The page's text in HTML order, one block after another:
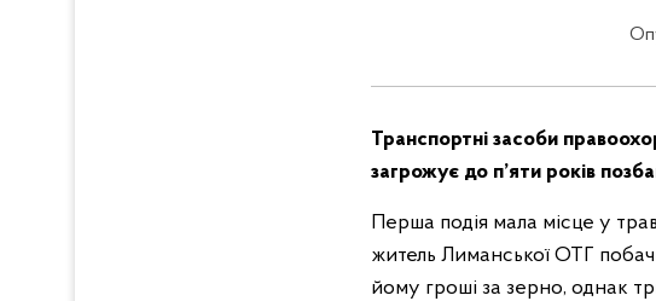
Транспортні засоби
загрожує до п’яти років
Перша подія мала місце у
житель Лиманської ОТГ
йому гроші за зерно, однак